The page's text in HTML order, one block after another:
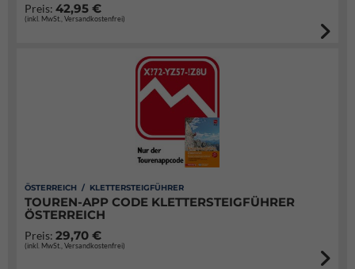
Preis: 42,95 €
(inkl. MwSt., Versandkostenfrei)
ÖSTERREICH / KLETTERSTEIGFÜHRER
TOUREN-APP CODE KLETTERSTEIGFÜHRER
ÖSTERREICH
Preis: 29,70 €
(inkl. MwSt., Versandkostenfrei)